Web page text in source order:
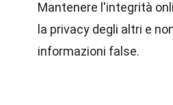
Mantenere l'integrità
la privacy degli altri e
informazioni false.